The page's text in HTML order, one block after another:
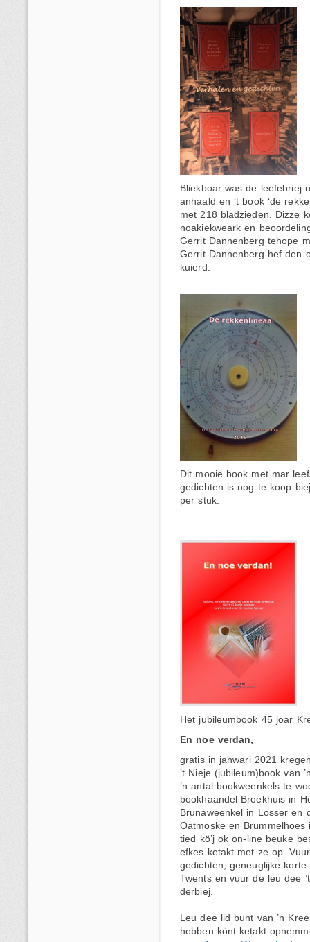
Bliekboar was de leefebriej
anhaald en ‘t book ‘de
met 218 bladzieden. Dizze
noakiekweark en
Gerrit Dannenberg tehope
Gerrit Dannenberg hef den
kuierd.
Dit mooie book met mar
gedichten is nog te koop
per stuk.
Het jubileumbook 45 joar
En noe verdan,
gratis in janwari 2021
’t Nieje (jubileum)book van
’n antal bookweenkels te
bookhaandel Broekhuis in
Brunaweenkel in Losser en
Oatmöske en
tied kö’j ok on-line beuke
efkes ketakt met ze op.
gedichten, geneuglijke
Twents en vuur de leu dee
derbiej.
Leu dee lid bunt van ’n
hebben könt ketakt